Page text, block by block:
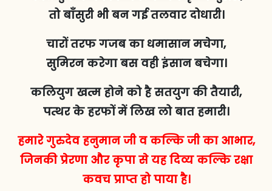
तो बाँसुरी भी बन गई तलवार दोधारी।
चारों तरफ गजब का धमासान मचेगा,
सुमिरन करेगा बस वही इंसान बचेगा।
कलियुग खत्म होने को है सतयुग की तैयारी,
पत्थर के हरफों में लिख लो बात हमारी।
हमारे गुरुदेव हनुमान जी व कल्कि जी का आभार,
जिनकी प्रेरणा और कृपा से यह दिव्य कल्कि रक्षा
कवच प्राप्त हो पाया है।